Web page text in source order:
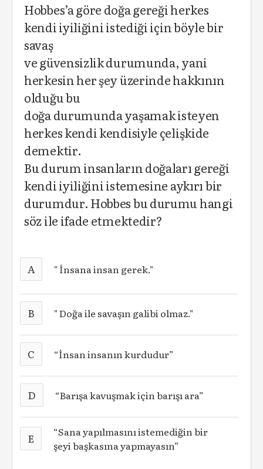
Hobbes’a göre doğa gereği herkes
kendi iyiliğini istediği için böyle bir
savaş
ve güvensizlik durumunda, yani
herkesin her şey üzerinde hakkının
olduğu bu
doğa durumunda yaşamak isteyen
herkes kendi kendisiyle çelişkide
demektir.
Bu durum insanların doğaları gereği
kendi iyiliğini istemesine aykırı bir
durumdur. Hobbes bu durumu hangi
söz ile ifade etmektedir?
A " İnsana insan gerek."
B " Doğa ile savaşın galibi olmaz."
C “İnsan insanın kurdudur”
D “Barışa kavuşmak için barışı ara”
E
“Sana yapılmasını istemediğin bir
şeyi başkasına yapmayasın”